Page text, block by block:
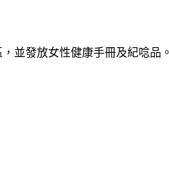
發放女性健康手冊及紀唸品